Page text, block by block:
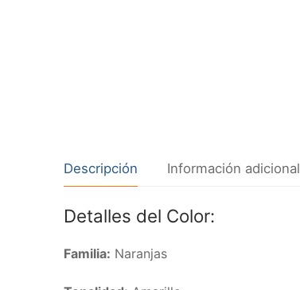
Descripción Información adicional
Detalles del Color:
Familia: Naranjas